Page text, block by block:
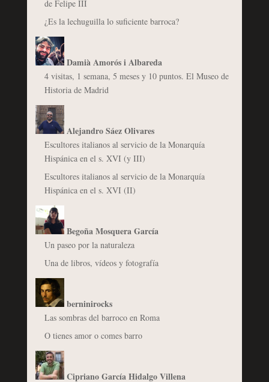
de Felipe III
¿Es la lechuguilla lo suficiente barroca?
Damià Amorós i Albareda
4 visitas, 1 semana, 5 meses y 10 puntos. El Museo de
Historia de Madrid
Alejandro Sáez Olivares
Escultores italianos al servicio de la Monarquía
Hispánica en el s. XVI (y III)
Escultores italianos al servicio de la Monarquía
Hispánica en el s. XVI (II)
Begoña Mosquera García
Un paseo por la naturaleza
Una de libros, vídeos y fotografía
berninirocks
Las sombras del barroco en Roma
O tienes amor o comes barro
Cipriano García Hidalgo Villena